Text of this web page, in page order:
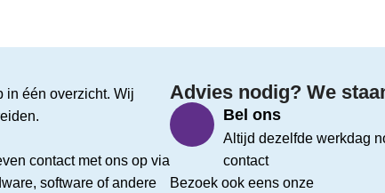
in één overzicht. Wij
contact met ons op via
software of andere
Advies nodig? We
Bel ons
Altijd dezelfde werkdag
contact
Bezoek ook eens onze